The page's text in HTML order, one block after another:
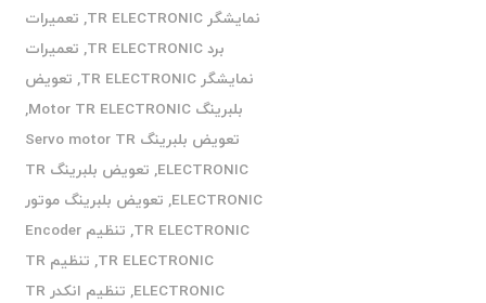
نمایشگر TR ELECTRONIC
, تعمیرات
برد TR ELECTRONIC
, تعمیرات
نمایشگر TR ELECTRONIC
, تعویض
بلبرینگ Motor TR ELECTRONIC
,
تعویض بلبرینگ Servo motor TR
ELECTRONIC
,
تعویض بلبرینگ TR
ELECTRONIC
, تعویض بلبرینگ موتور
TR ELECTRONIC
,
تنظیم Encoder
TR ELECTRONIC
,
تنظیم TR
ELECTRONIC
,
تنظیم انکدر TR